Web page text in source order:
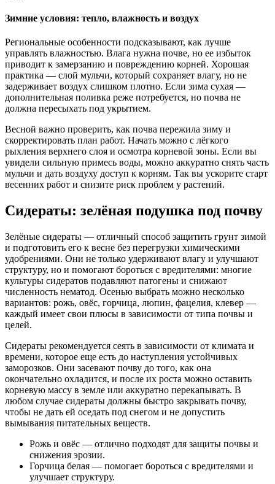
Зимние условия: тепло, влажность и воздух
Региональные особенности подсказывают, как лучше
управлять влажностью. Влага нужна почве, но ее избыток
приводит к замерзанию и повреждению корней. Хорошая
практика — слой мульчи, который сохраняет влагу, но не
задерживает воздух слишком плотно. Если зима сухая —
дополнительная поливка реже потребуется, но почва не
должна пересыхать под укрытием.
Весной важно проверить, как почва пережила зиму и
скорректировать план работ. Начать можно с лёгкого
рыхления верхнего слоя и осмотра корневой зоны. Если вы
увидели сильную примесь воды, можно аккуратно снять часть
мульчи и дать воздуху доступ к корням. Так вы ускорите старт
весенних работ и снизите риск проблем у растений.
Сидераты: зелёная подушка под почву
Зелёные сидераты — отличный способ защитить грунт зимой
и подготовить его к весне без перегрузки химическими
удобрениями. Они не только удерживают влагу и улучшают
структуру, но и помогают бороться с вредителями: многие
культуры сидератов подавляют патогены и снижают
численность нематод. Осенью выбрать можно несколько
вариантов: рожь, овёс, горчица, люпин, фацелия, клевер —
каждый имеет свои плюсы в зависимости от типа почвы и
целей.
Сидераты рекомендуется сеять в зависимости от климата и
времени, которое еще есть до наступления устойчивых
заморозков. Они засевают почву до того, как она
окончательно охладится, и после их роста можно оставить
корневую массу в земле или аккуратно перекапывать. В
любом случае сидераты должны быстро закрывать почву,
чтобы не дать ей оседать под снегом и не допустить
вымывания питательных веществ.
Рожь и овёс — отлично подходят для защиты почвы и
снижения эрозии.
Горчица белая — помогает бороться с вредителями и
улучшает структуру.